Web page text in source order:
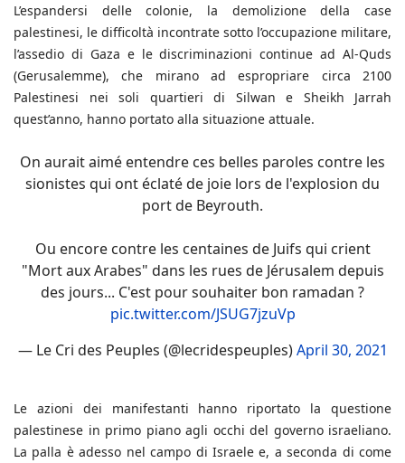
L’espandersi delle colonie, la demolizione della case
palestinesi, le difficoltà incontrate sotto l’occupazione militare,
l’assedio di Gaza e le discriminazioni continue ad Al-Quds
(Gerusalemme), che mirano ad espropriare circa 2100
Palestinesi nei soli quartieri di Silwan e Sheikh Jarrah
quest’anno, hanno portato alla situazione attuale.
On aurait aimé entendre ces belles paroles contre les
sionistes qui ont éclaté de joie lors de l'explosion du
port de Beyrouth.
Ou encore contre les centaines de Juifs qui crient
"Mort aux Arabes" dans les rues de Jérusalem depuis
des jours... C'est pour souhaiter bon ramadan ?
pic.twitter.com/JSUG7jzuVp
— Le Cri des Peuples (@lecridespeuples)April 30, 2021
Le azioni dei manifestanti hanno riportato la questione
palestinese in primo piano agli occhi del governo israeliano.
La palla è adesso nel campo di Israele e, a seconda di come